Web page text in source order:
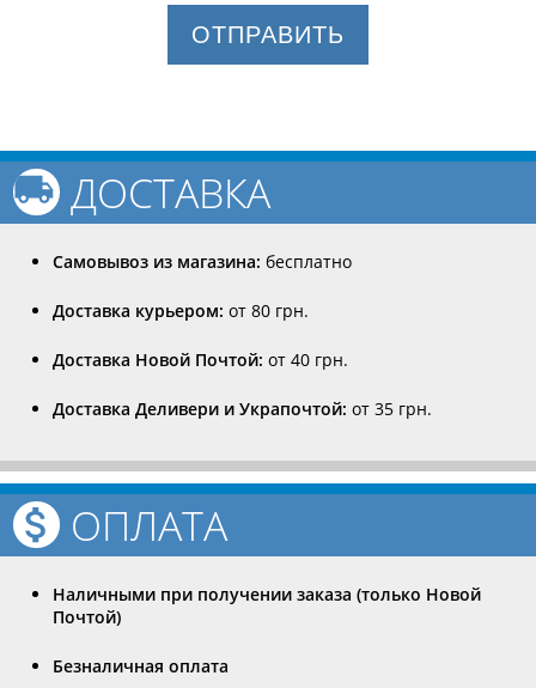
ОТПРАВИТЬ
ДОСТАВКА
Самовывоз из магазина: бесплатно
Доставка курьером: от 80 грн.
Доставка Новой Почтой: от 40 грн.
Доставка Деливери и Украпочтой: от 35 грн.
ОПЛАТА
Наличными при получении заказа (только Новой
Почтой)
Безналичная оплата